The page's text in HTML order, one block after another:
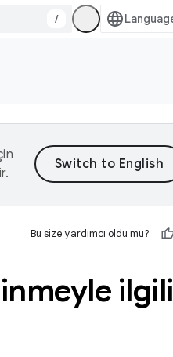
/
Bu size yardımcı oldu mu?
ilgili